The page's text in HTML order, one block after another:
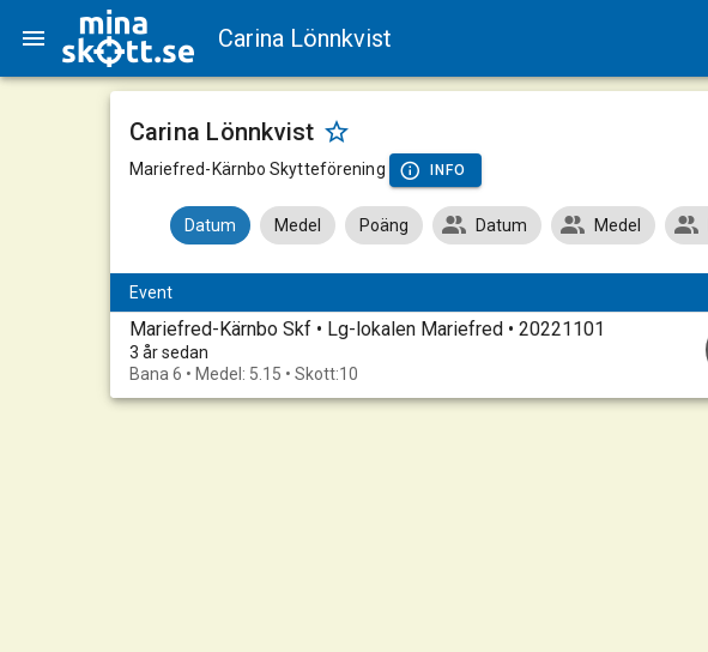
Carina Lönnkvist
Carina Lönnkvist
Mariefred-Kärnbo Skytteförening INFO
Datum Medel Poäng Datum Medel
Event
Mariefred-Kärnbo Skf • Lg-lokalen Mariefred • 20221101
3 år sedan
Bana 6 • Medel: 5.15 • Skott:10